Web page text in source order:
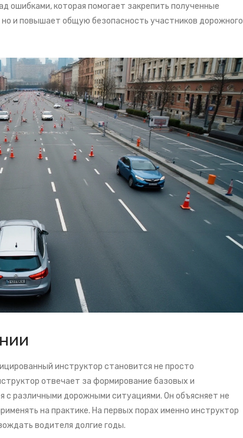
ошибками, которая помогает закрепить полученные
но и повышает общую безопасность участников дорожного
инструктор становится не просто
отвечает за формирование базовых и
с различными дорожными ситуациями. Он объясняет не
на практике. На первых порах именно инструктор
водителя долгие годы.